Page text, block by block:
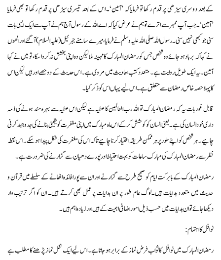
کے بعد دوسری سیڑھی پر قدم رکھا تو فرمایا کہ ’آمین‘۔ اس کے بعد تیسری سیڑھی پر قدم رکھا تو بھی فرمایا
’آمین‘۔ جب آپ ممبر سے اترے تو ہم نے عرض کیا کہ اے اللہ کے رسول آج ہم نے آپ سے ایک ایسی بات
سنی جو کبھی نہیں سنی۔ رسول اللہ صلی اللہ علیہ وسلم نے فرمایا، میرے سامنے جبرئیل (علیہ السلام) آ گئے اور انھوں
نے کہا کہ برباد ہو جائے وہ شخص جس کو رمضان المبارک کا مہینہ ملا لیکن وہ اپنی بخشش نہ کروا سکا، تو میں نے کہا
آمین۔ یہ ایک طویل روایت ہے۔ متعدد کتب احادیث میں مروی ہے۔اس حدیث کے دو حصے اور ہیں لیکن اس
کا پہلا حصہ خاص رمضان سے متعلق ہے۔اس لیے یہاں اس کو ذکر کیا۔
قابل غور بات یہ کہ رمضان المبارک تو اللہ رب العالمین کا عطیہ ہے لیکن اس عطیہ سے بہرہ مند ہونے کی ذمہ
داری خود انسان کی ہے۔یعنی انسان کو کوشش کرکے اس ماہ مبارک میں اپنی مغفرت کو یقینی بنانے کی جدوجہد کرنی
چاہیے۔ ہر شخص کو اپنے طور پر ہر ممکن طریقہ اختیار کرنا چاہیے تاکہ اس کی مغفرت کی شکل پیدا ہو سکے۔ اس نقطہ
نظر سے رمضان المبارک کی مبارک ساعات کو بہت احتیاط اور پورے دھیان سے گزارنے کی ضرورت ہے۔
رمضان المبارک کے بابرکت ایام کو صحیح طرح سے گزارنے اور ان سے پورا فائدہ اٹھانے کے سلسلے میں قرآن و
حدیث میں متعدد ہدایات ہیں۔لوگ عام طور پر ان ہدایات پرعمل بھی کرتے ہیں۔ ان کو اگر ترتیب وار
دیکھاجائے توان ہدایات میں حسب ذیل اموراضافی اہمیت کے ہیں اور زیادہ اہم ہیں۔
نوافل کا اہتمام:
رمضان المبارک میں نوافل کا ثواب فرض نماز کے برابر ہو جاتا ہے۔ اس لیے ایک نفل نماز پڑھنے کا مطلب ہے